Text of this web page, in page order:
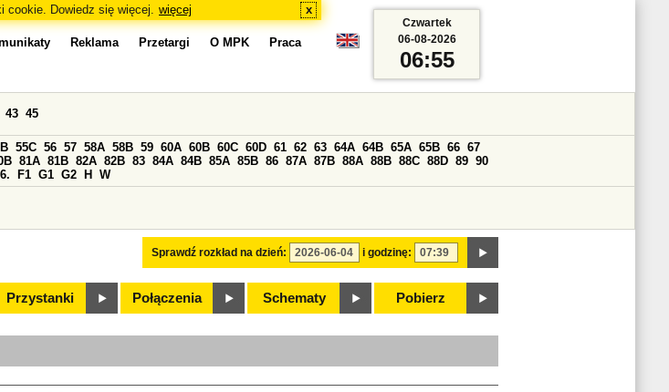
cookie. Dowiedz się więcej. więcej x
Reklama Przetargi O MPK Praca
Sprawdź rozkład na dzień: i godzinę:
43 45
55C 56 57 58A 58B 59 60A 60B 60C 60D 61 62 63 64A 64B 65A 65B 66 67
81A 81B 82A 82B 83 84A 84B 85A 85B 86 87A 87B 88A 88B 88C 88D 89 90
6. F1 G1 G2 H W
Przystanki Połączenia Schematy Pobierz
Czwartek
06-08-2026
06:55